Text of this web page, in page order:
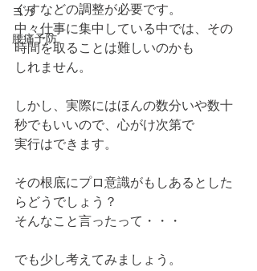
ヨガ
腰痛予防
ぐすなどの調整が必要です。
中々仕事に集中している中では、その
時間を取ることは難しいのかも
しれません。
しかし、実際にはほんの数分いや数十
秒でもいいので、心がけ次第で
実行はできます。
その根底にプロ意識がもしあるとした
らどうでしょう？
そんなこと言ったって・・・
でも少し考えてみましょう。